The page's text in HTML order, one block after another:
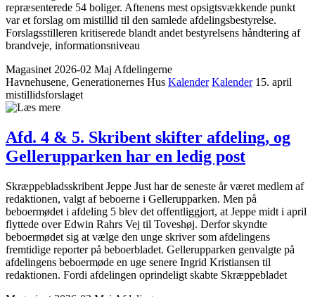
repræsenterede 54 boliger. Aftenens mest opsigtsvækkende punkt
var et forslag om mistillid til den samlede afdelingsbestyrelse.
Forslagsstilleren kritiserede blandt andet bestyrelsens håndtering af
brandveje, informationsniveau
Magasinet 2026-02 Maj Afdelingerne
Havnehusene, Generationernes Hus Kalender Kalender15. april
mistillidsforslaget
Afd. 4 & 5. Skribent skifter afdeling, og
Gellerup­parken har en ledig post
Skræppebladsskribent Jeppe Just har de seneste år været medlem af
redaktionen, valgt af beboerne i Gellerupparken. Men på
beboermødet i afdeling 5 blev det offentliggjort, at Jeppe midt i april
flyttede over Edwin Rahrs Vej til Toveshøj. Derfor skyndte
beboermødet sig at vælge den unge skriver som afdelingens
fremtidige reporter på beboerbladet. Gellerupparken genvalgte på
afdelingens beboermøde en uge senere Ingrid Kristiansen til
redaktionen. Fordi afdelingen oprindeligt skabte Skræppebladet